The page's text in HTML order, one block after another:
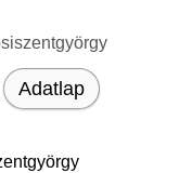
Adatlap